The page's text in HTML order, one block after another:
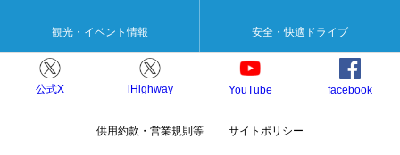
観光・イベント情報 安全・快適ドライブ
公式X iHighway YouTube facebook
供用約款・営業規則等 サイトポリシー